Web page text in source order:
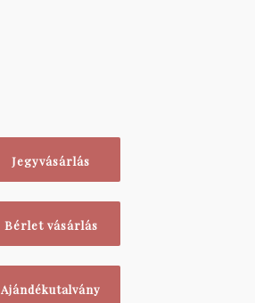
Jegyvásárlás
Bérlet vásárlás
Ajándékutalvány